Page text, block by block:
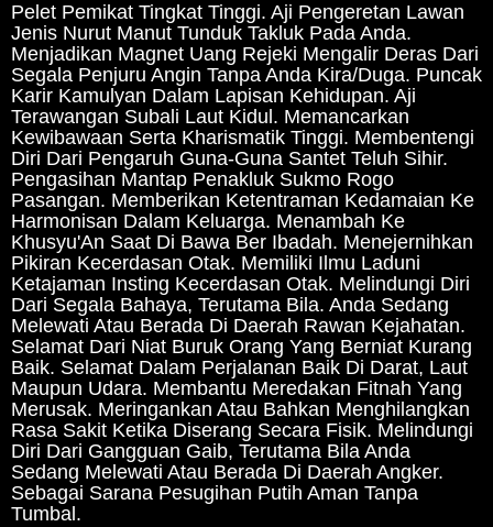
Pelet Pemikat Tingkat Tinggi. Aji Pengeretan Lawan
Jenis Nurut Manut Tunduk Takluk Pada Anda.
Menjadikan Magnet Uang Rejeki Mengalir Deras Dari
Segala Penjuru Angin Tanpa Anda Kira/Duga. Puncak
Karir Kamulyan Dalam Lapisan Kehidupan. Aji
Terawangan Subali Laut Kidul. Memancarkan
Kewibawaan Serta Kharismatik Tinggi. Membentengi
Diri Dari Pengaruh Guna-Guna Santet Teluh Sihir.
Pengasihan Mantap Penakluk Sukmo Rogo
Pasangan. Memberikan Ketentraman Kedamaian Ke
Harmonisan Dalam Keluarga. Menambah Ke
Khusyu'An Saat Di Bawa Ber Ibadah. Menejernihkan
Pikiran Kecerdasan Otak. Memiliki Ilmu Laduni
Ketajaman Insting Kecerdasan Otak. Melindungi Diri
Dari Segala Bahaya, Terutama Bila. Anda Sedang
Melewati Atau Berada Di Daerah Rawan Kejahatan.
Selamat Dari Niat Buruk Orang Yang Berniat Kurang
Baik. Selamat Dalam Perjalanan Baik Di Darat, Laut
Maupun Udara. Membantu Meredakan Fitnah Yang
Merusak. Meringankan Atau Bahkan Menghilangkan
Rasa Sakit Ketika Diserang Secara Fisik. Melindungi
Diri Dari Gangguan Gaib, Terutama Bila Anda
Sedang Melewati Atau Berada Di Daerah Angker.
Sebagai Sarana Pesugihan Putih Aman Tanpa
Tumbal.